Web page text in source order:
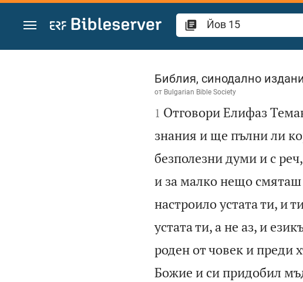
Преминете към съдържанието
Йов 15
Библия, синодално
от Bulgarian Bible Society

1 Отговори Елифаз
знания и ще пълни ли
безполезни думи и с
и за малко нещо смяташ
настроило устата ти, и
устата ти, а не аз, и
роден от човек и преди
Божие и си придобил